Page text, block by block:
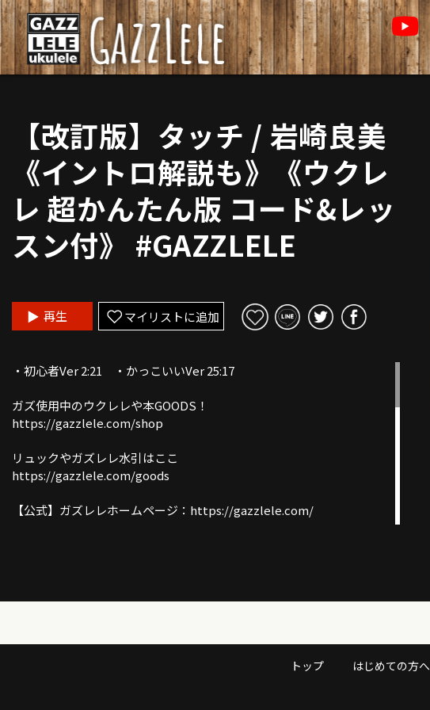
【改訂版】タッチ / 岩崎良美
《イントロ解説も》《ウクレ
レ 超かんたん版 コード&レッ
スン付》 #GAZZLELE
再生 マイリストに追加
・初心者Ver 2:21 ・かっこいいVer 25:17
ガズ使用中のウクレレや本GOODS！
https://gazzlele.com/shop
リュックやガズレレ水引はここ
https://gazzlele.com/goods
【公式】ガズレレホームページ：https://gazzlele.com/
「ガズクラブ」の詳細はこちら！ガズノート楽譜毎月５曲GET & 楽
トップ はじめての方へ